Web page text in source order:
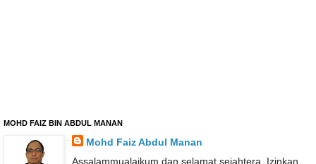
MOHD FAIZ BIN ABDUL MANAN
Mohd Faiz Abdul Manan
Assalammualaikum dan selamat sejahtera. Izinkan